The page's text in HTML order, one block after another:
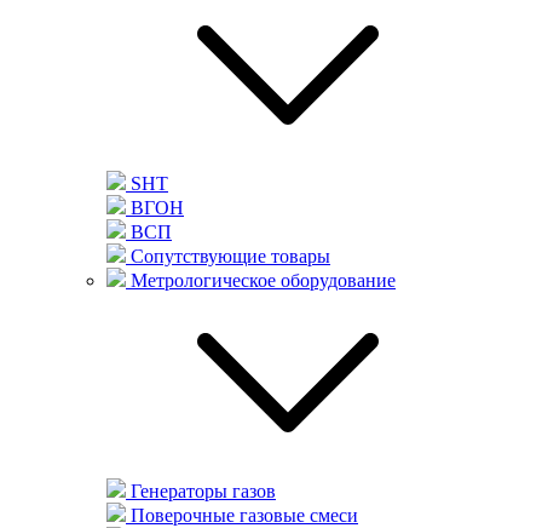
SHT
ВГОН
ВСП
Сопутствующие товары
Метрологическое оборудование
Генераторы газов
Поверочные газовые смеси